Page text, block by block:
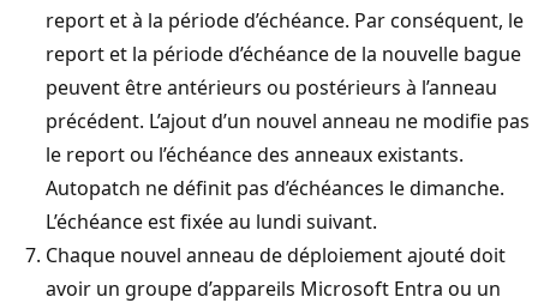
report et à la période d’échéance. Par conséquent, le
report et la période d’échéance de la nouvelle bague
peuvent être antérieurs ou postérieurs à l’anneau
précédent. L’ajout d’un nouvel anneau ne modifie pas
le report ou l’échéance des anneaux existants.
Autopatch ne définit pas d’échéances le dimanche.
L’échéance est fixée au lundi suivant.
Chaque nouvel anneau de déploiement ajouté doit
avoir un groupe d’appareils Microsoft Entra ou un